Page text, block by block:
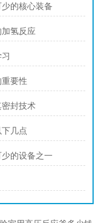
的核心装备
氢反应
要性
封技术
几点
的设备之一